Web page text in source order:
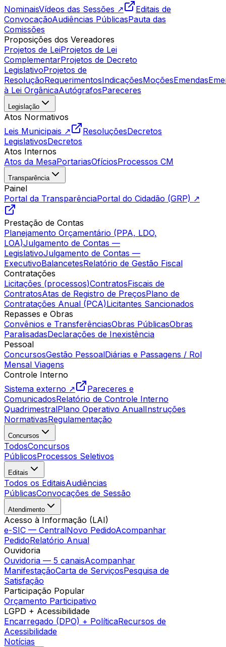
NominaisVídeos das Sessões ↗
Editais de
ConvocaçãoAudiências PúblicasPauta das
Comissões
Proposições dos Vereadores
Projetos de LeiProjetos de Lei
ComplementarProjetos de Decreto
LegislativoProjetos de
ResoluçãoRequerimentosIndicaçõesMoçõesEmendas
à Lei OrgânicaAutógrafosPareceres
Legislação
Atos Normativos
Leis Municipais ↗
ResoluçõesDecretos
LegislativosDecretos
Atos Internos
Atos da MesaPortariasOfíciosProcessos CM
Transparência
Painel
Portal da TransparênciaPortal do Cidadão (GRP) ↗
Prestação de Contas
Planejamento Orçamentário (PPA, LDO,
LOA)Julgamento de Contas —
LegislativoJulgamento de Contas —
ExecutivoBalancetesRelatório de Gestão Fiscal
Contratações
Licitações (processos)ContratosFiscais de
ContratosAtas de Registro de PreçosPlano de
Contratações Anual (PCA)Licitantes Sancionados
Repasses e Obras
Convênios e TransferênciasObras PúblicasObras
ParalisadasDeclarações de Inexistência
Pessoal
ConcursosGestão PessoalDiárias e Passagens / Rol
Mensal Viagens
Controle Interno
Sistema externo ↗
Pareceres e
ComunicadosRelatório de Controle Interno
QuadrimestralPlano Operativo AnualInstruções
NormativasRegulamentação
Concursos
TodosConcursos
PúblicosProcessos Seletivos
Editais
Todos os EditaisAudiências
PúblicasConvocações de Sessão
Atendimento
Acesso à Informação (LAI)
e-SIC — CentralNovo PedidoAcompanhar
PedidoRelatório Anual
Ouvidoria
Ouvidoria — 5 canaisAcompanhar
ManifestaçãoCarta de ServiçosPesquisa de
Satisfação
Participação Popular
Orçamento Participativo
LGPD + Acessibilidade
Encarregado (DPO) + PolíticaRecursos de
Acessibilidade
Notícias